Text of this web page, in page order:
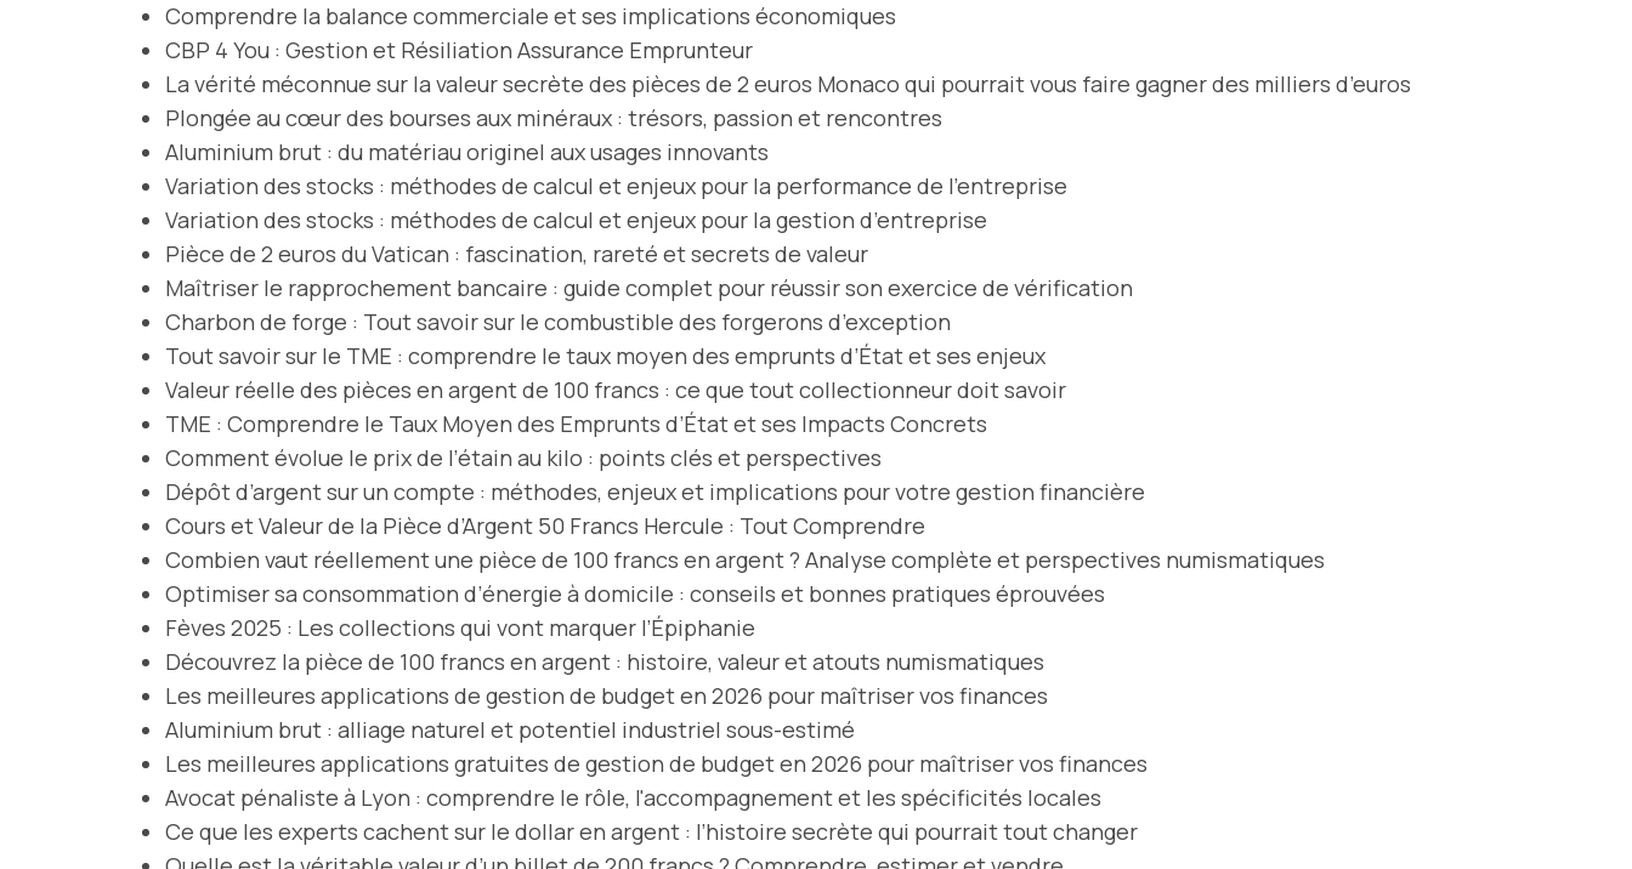
Comprendre la balance commerciale et ses implications économiques
CBP 4 You : Gestion et Résiliation Assurance Emprunteur
La vérité méconnue sur la valeur secrète des pièces de 2 euros Monaco qui pourrait vous faire gagner des milliers d’euros
Plongée au cœur des bourses aux minéraux : trésors, passion et rencontres
Aluminium brut : du matériau originel aux usages innovants
Variation des stocks : méthodes de calcul et enjeux pour la performance de l’entreprise
Variation des stocks : méthodes de calcul et enjeux pour la gestion d’entreprise
Pièce de 2 euros du Vatican : fascination, rareté et secrets de valeur
Maîtriser le rapprochement bancaire : guide complet pour réussir son exercice de vérification
Charbon de forge : Tout savoir sur le combustible des forgerons d’exception
Tout savoir sur le TME : comprendre le taux moyen des emprunts d’État et ses enjeux
Valeur réelle des pièces en argent de 100 francs : ce que tout collectionneur doit savoir
TME : Comprendre le Taux Moyen des Emprunts d’État et ses Impacts Concrets
Comment évolue le prix de l’étain au kilo : points clés et perspectives
Dépôt d’argent sur un compte : méthodes, enjeux et implications pour votre gestion financière
Cours et Valeur de la Pièce d’Argent 50 Francs Hercule : Tout Comprendre
Combien vaut réellement une pièce de 100 francs en argent ? Analyse complète et perspectives numismatiques
Optimiser sa consommation d’énergie à domicile : conseils et bonnes pratiques éprouvées
Fèves 2025 : Les collections qui vont marquer l’Épiphanie
Découvrez la pièce de 100 francs en argent : histoire, valeur et atouts numismatiques
Les meilleures applications de gestion de budget en 2026 pour maîtriser vos finances
Aluminium brut : alliage naturel et potentiel industriel sous-estimé
Les meilleures applications gratuites de gestion de budget en 2026 pour maîtriser vos finances
Avocat pénaliste à Lyon : comprendre le rôle, l'accompagnement et les spécificités locales
Ce que les experts cachent sur le dollar en argent : l’histoire secrète qui pourrait tout changer